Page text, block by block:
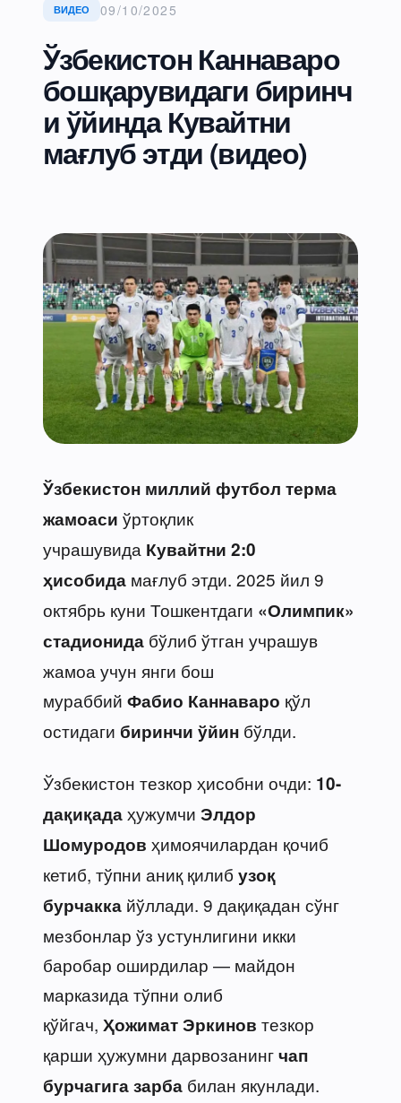
ВИДЕО 09/10/2025
Ўзбекистон Каннаваро
бошқарувидаги биринч
и ўйинда Кувайтни
мағлуб этди (видео)
Ўзбекистон миллий футбол терма
жамоаси ўртоқлик
учрашувида Кувайтни 2:0
ҳисобида мағлуб этди. 2025 йил 9
октябрь куни Тошкентдаги «Олимпик»
стадионида бўлиб ўтган учрашув
жамоа учун янги бош
мураббий Фабио Каннаваро қўл
остидаги биринчи ўйин бўлди.
Ўзбекистон тезкор ҳисобни очди: 10-
дақиқадаҳужумчи Элдор
Шомуродов ҳимоячилардан қочиб
кетиб, тўпни аниқ қилиб узоқ
бурчакка йўллади. 9 дақиқадан сўнг
мезбонлар ўз устунлигини икки
баробар оширдилар — майдон
марказида тўпни олиб
қўйгач, Ҳожимат Эркинов тезкор
қарши ҳужумни дарвозанингчап
бурчагига зарба билан якунлади.